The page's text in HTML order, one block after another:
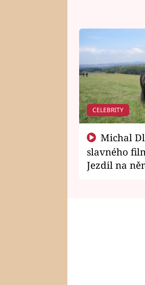
CELEBRITY
slavného
Jezdil na